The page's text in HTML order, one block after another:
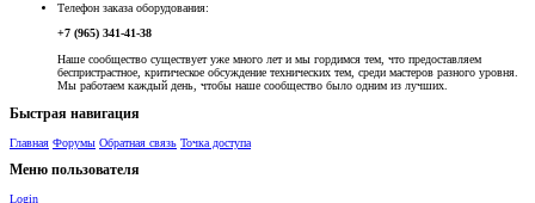
Телефон заказа оборудования:
+7 (965) 341-41-38
Наше сообщество существует уже много лет и мы гордимся тем, что предоставляем
беспристрастное, критическое обсуждение технических тем, среди мастеров разного уровня.
Мы работаем каждый день, чтобы наше сообщество было одним из лучших.
Быстрая навигация
Главная Форумы Обратная связь Точка доступа
Меню пользователя
Login